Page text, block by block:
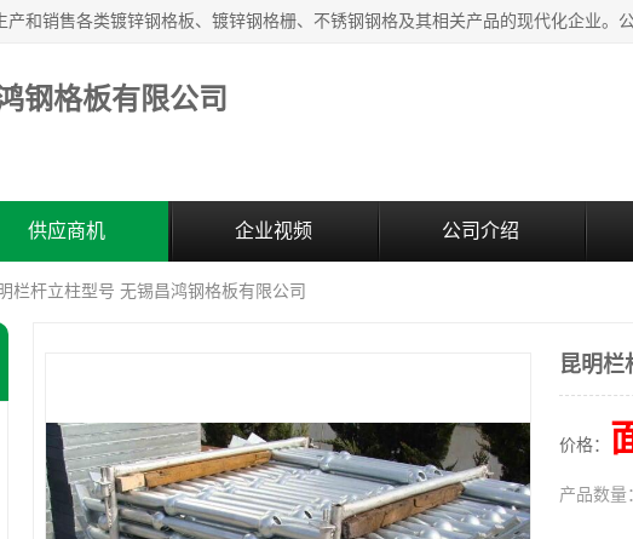
钢格板有限公司
供应商机 企业视频 公司介绍
栏杆立柱型号 无锡昌鸿钢格板有限公司
昆明栏
价格：
产品数量